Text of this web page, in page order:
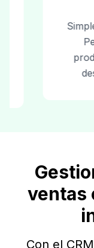
Simple de
desde
ventas
Con el